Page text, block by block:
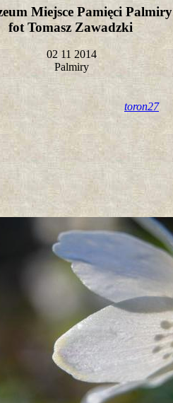
Miejsce Pamięci Palmiry
fot Tomasz Zawadzki
02 11 2014
Palmiry
toron27